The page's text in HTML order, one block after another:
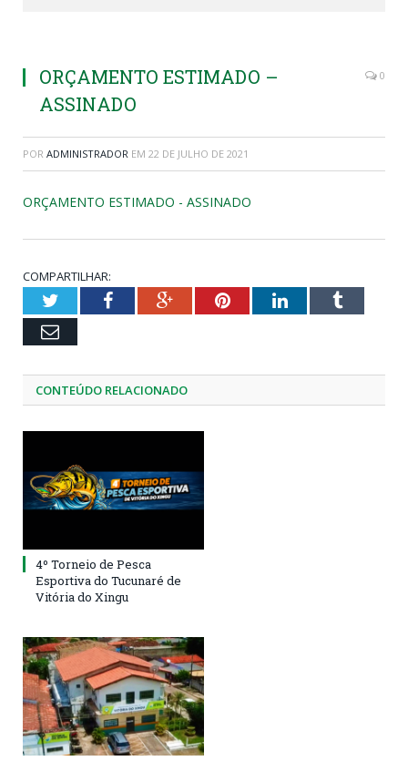
ORÇAMENTO ESTIMADO –
ASSINADO
0
POR ADMINISTRADOR EM 22 DE JULHO DE 2021
ORÇAMENTO ESTIMADO - ASSINADO
COMPARTILHAR:
TwitterFacebookGoogle+PinterestLinkedInTumblr
Email
CONTEÚDO RELACIONADO
4º Torneio de Pesca
Esportiva do Tucunaré de
Vitória do Xingu